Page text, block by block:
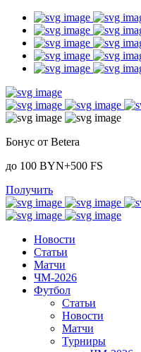
Бонус от Betera
до 100 BYN+500 FS
Получить
Новости
Статьи
Матчи
ЧМ-2026
Футбол
Статьи
Новости
Матчи
Турниры